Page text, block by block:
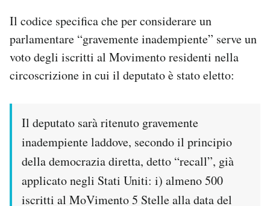
Il codice specifica che per considerare un
parlamentare “gravemente inadempiente” serve un
voto degli iscritti al Movimento residenti nella
circoscrizione in cui il deputato è stato eletto:
Il deputato sarà ritenuto gravemente
inadempiente laddove, secondo il principio
della democrazia diretta, detto “recall”, già
applicato negli Stati Uniti: i) almeno 500
iscritti al MoVimento 5 Stelle alla data del